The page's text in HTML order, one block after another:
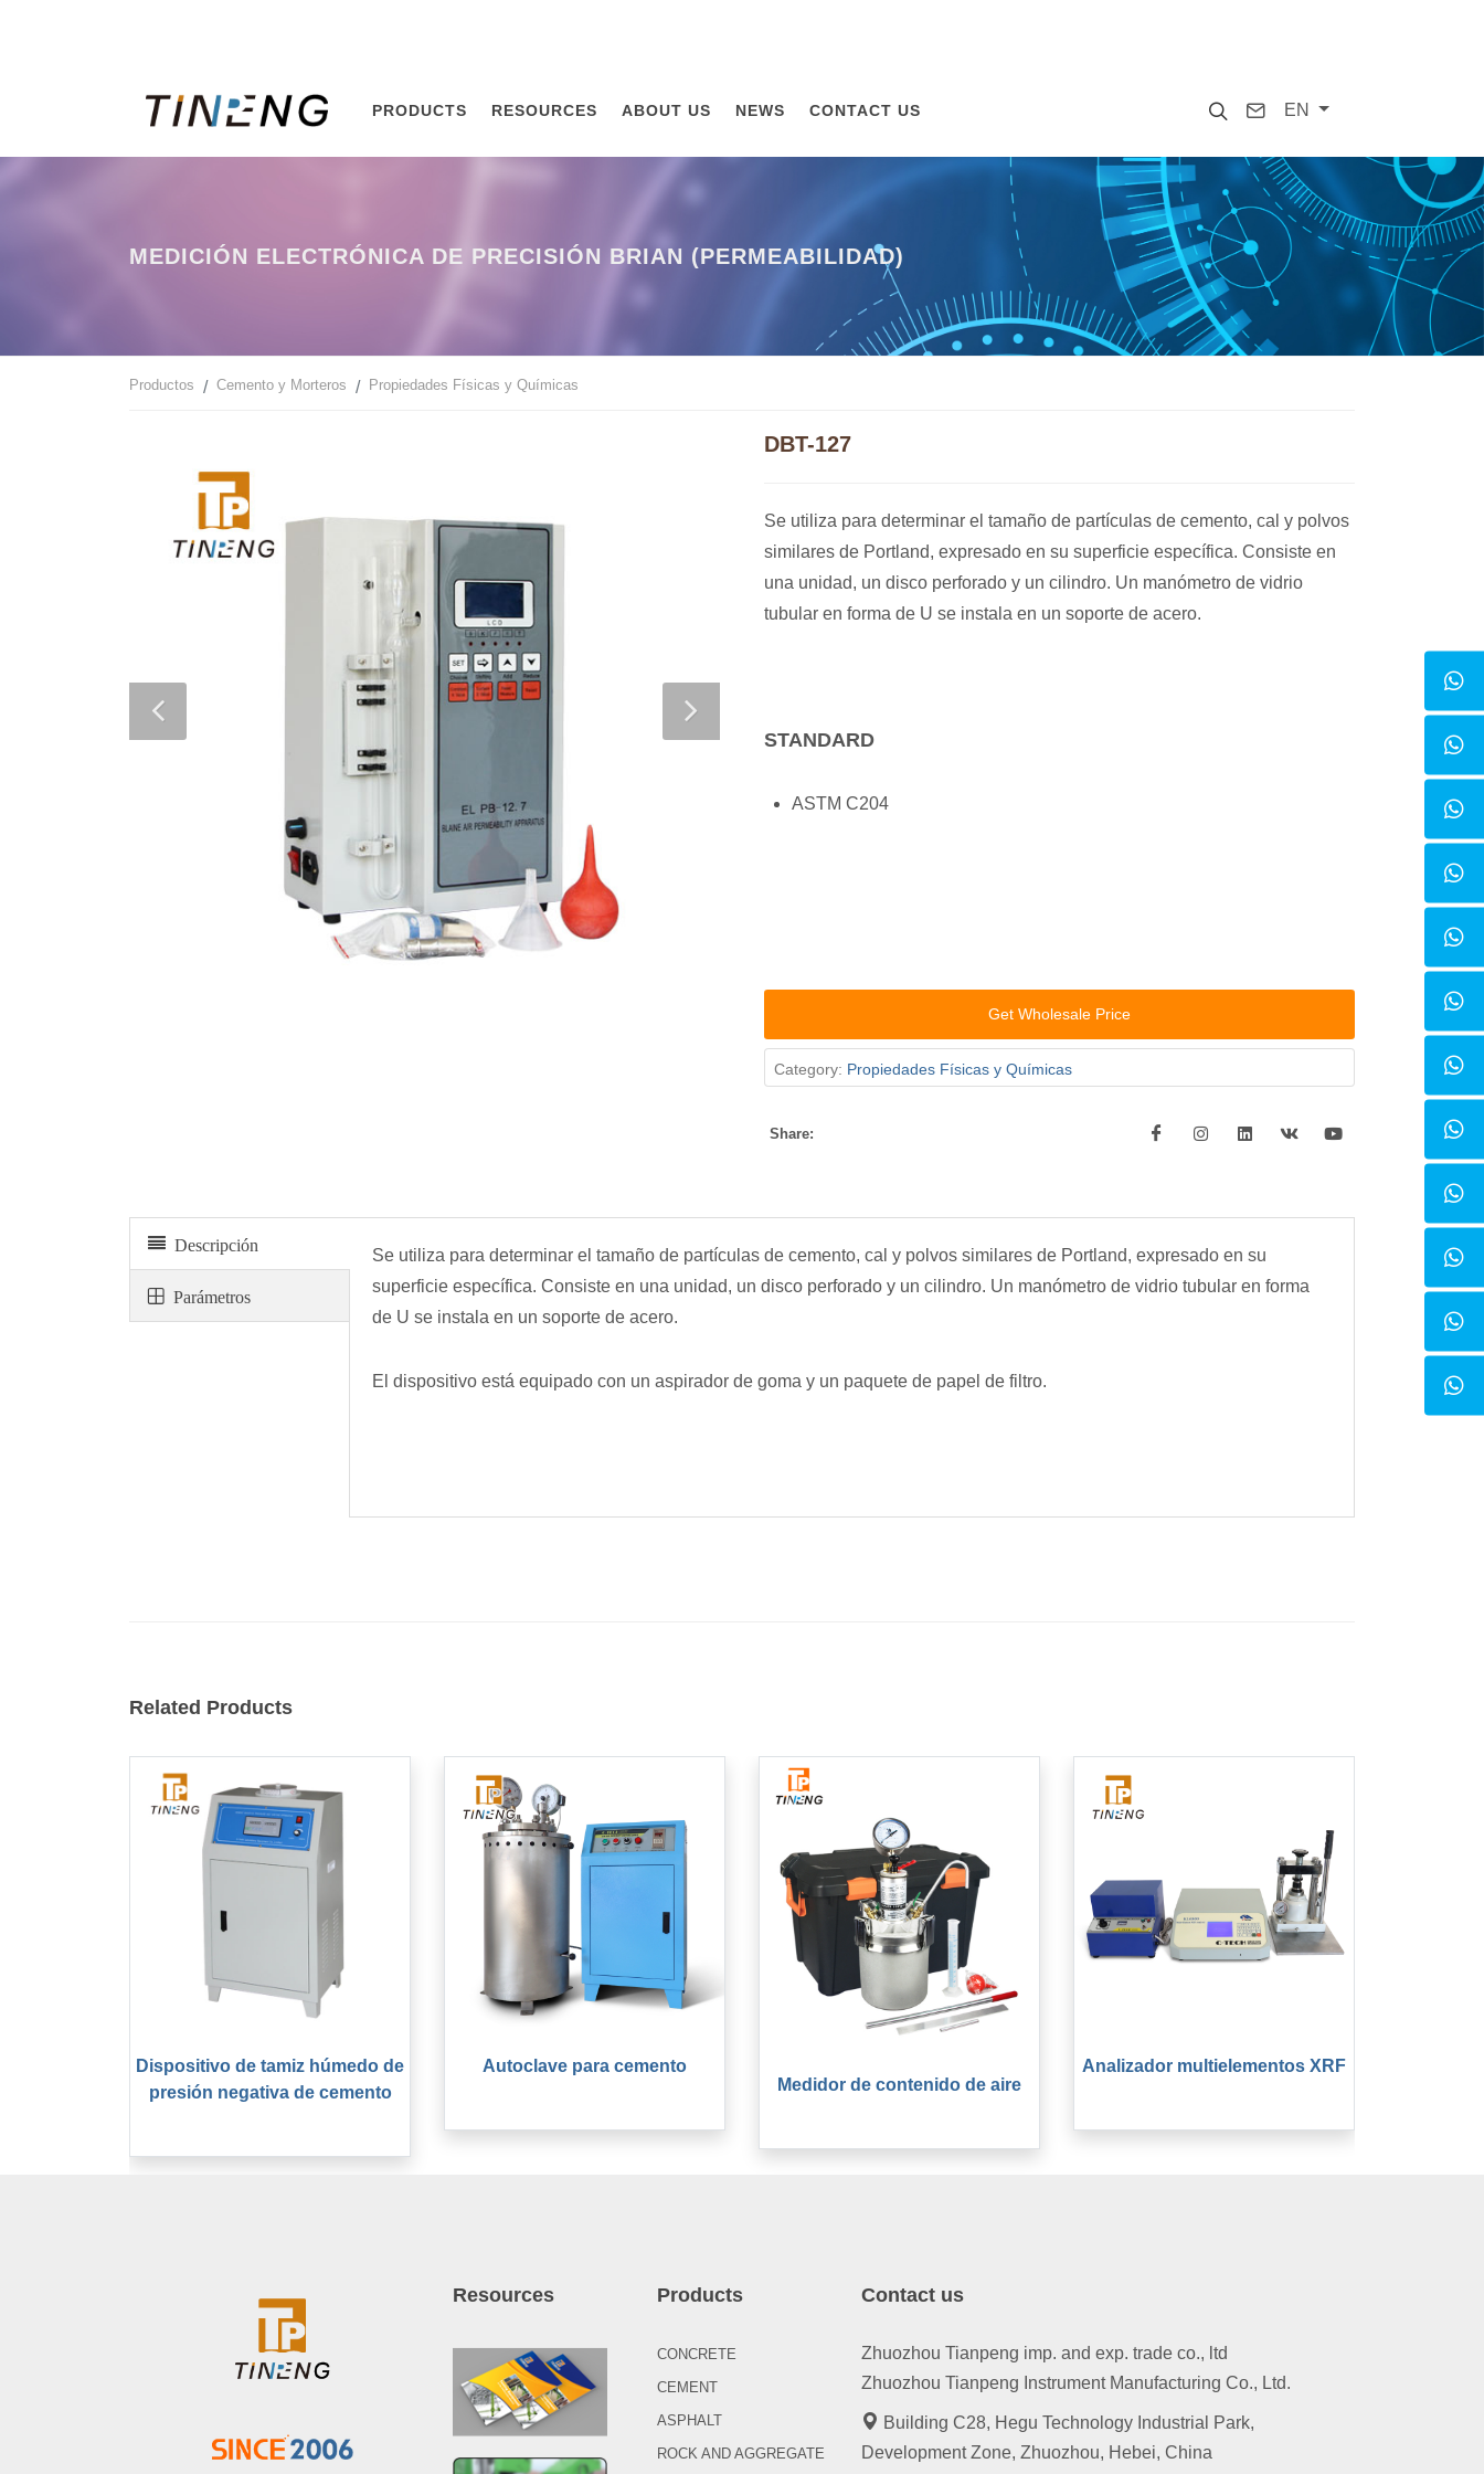
SearchContact
EN
PRODUCTS RESOURCES ABOUT US NEWS CONTACT US
MEDICIÓN ELECTRÓNICA DE PRECISIÓN BRIAN (PERMEABILIDAD)
Productos Cemento y Morteros Propiedades Físicas y Químicas
DBT-127
Se utiliza para determinar el tamaño de partículas de cemento, cal y polvos
similares de Portland, expresado en su superficie específica. Consiste en
una unidad, un disco perforado y un cilindro. Un manómetro de vidrio
tubular en forma de U se instala en un soporte de acero.
STANDARD
ASTM C204
Get Wholesale Price
Category: Propiedades Físicas y Químicas
Share:
Descripción
Parámetros
Se utiliza para determinar el tamaño de partículas de cemento, cal y polvos similares de Portland, expresado en su
superficie específica. Consiste en una unidad, un disco perforado y un cilindro. Un manómetro de vidrio tubular en forma
de U se instala en un soporte de acero.
El dispositivo está equipado con un aspirador de goma y un paquete de papel de filtro.
Related Products
Dispositivo de tamiz húmedo de
presión negativa de cemento
Autoclave para cemento
Medidor de contenido de aire
Analizador multielementos XRF
Resources Products
CONCRETE
CEMENT
ASPHALT
ROCK AND AGGREGATE
Contact us
Zhuozhou Tianpeng imp. and exp. trade co., ltd
Zhuozhou Tianpeng Instrument Manufacturing Co., Ltd.
Building C28, Hegu Technology Industrial Park,
Development Zone, Zhuozhou, Hebei, China